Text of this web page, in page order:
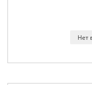
Нет